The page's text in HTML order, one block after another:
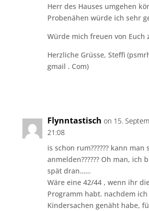
Herr des Hauses umgehen
Probenähen würde ich sehr
Würde mich freuen von Euch
Herzliche Grüsse, Steffi
gmail . Com)
Flynntastisch on 15.
21:08
is schon rum?????? kann man
anmelden?????? Oh man, ich
spät dran……
Wäre eine 42/44 , wenn ihr
Programm habt. nachdem
Kindersachen genäht habe,